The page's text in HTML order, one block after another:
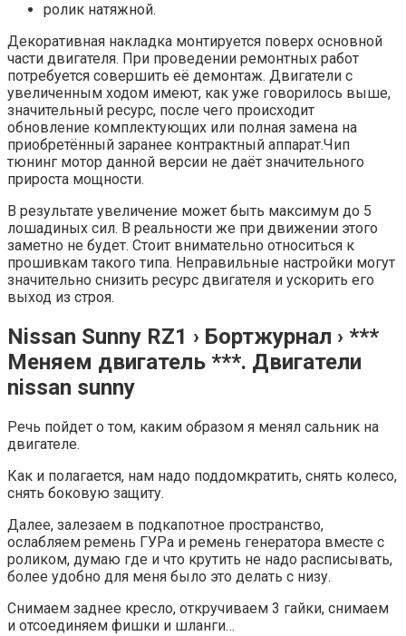
ролик натяжной.
Декоративная накладка монтируется поверх основной
части двигателя. При проведении ремонтных работ
потребуется совершить её демонтаж. Двигатели с
увеличенным ходом имеют, как уже говорилось выше,
значительный ресурс, после чего происходит
обновление комплектующих или полная замена на
приобретённый заранее контрактный аппарат.Чип
тюнинг мотор данной версии не даёт значительного
прироста мощности.
В результате увеличение может быть максимум до 5
лошадиных сил. В реальности же при движении этого
заметно не будет. Стоит внимательно относиться к
прошивкам такого типа. Неправильные настройки могут
значительно снизить ресурс двигателя и ускорить его
выход из строя.
Nissan Sunny RZ1 › Бортжурнал › ***
Меняем двигатель ***. Двигатели
nissan sunny
Речь пойдет о том, каким образом я менял сальник на
двигателе.
Как и полагается, нам надо поддомкратить, снять колесо,
снять боковую защиту.
Далее, залезаем в подкапотное пространство,
ослабляем ремень ГУРа и ремень генератора вместе с
роликом, думаю где и что крутить не надо расписывать,
более удобно для меня было это делать с низу.
Снимаем заднее кресло, откручиваем 3 гайки, снимаем
и отсоединяем фишки и шланги…